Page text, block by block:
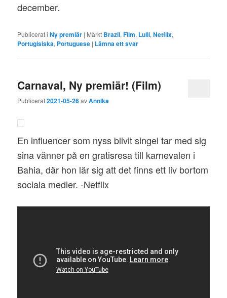
december.
Publicerat i Ny premiär | Märkt Brazil,Film, Lulli,Netflix,
Portugisiska, Portuguese | Lämna ett svar
Carnaval, Ny premiär! (Film)
Publicerat2021-05-26avAnnika
En influencer som nyss blivit singel tar med sig
sina vänner på en gratisresa till karnevalen i
Bahia, där hon lär sig att det finns ett liv bortom
sociala medier. -Netflix